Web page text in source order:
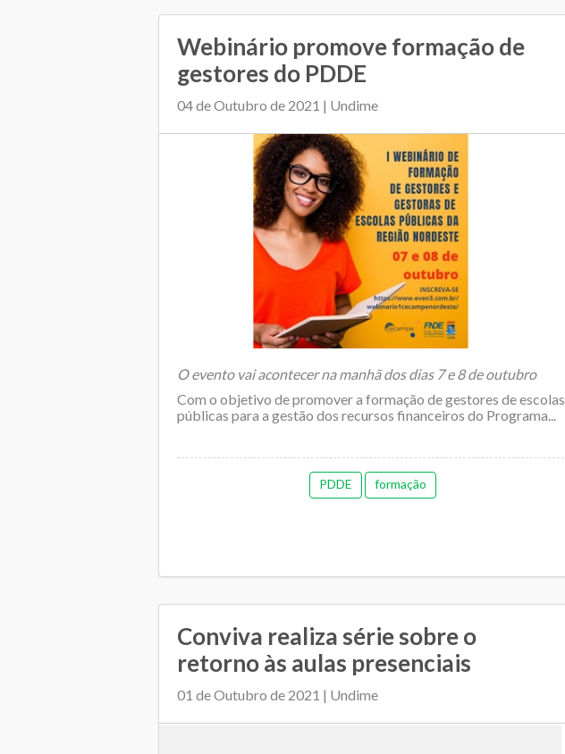
Webinário promove formação de
gestores do PDDE
04 de Outubro de 2021 | Undime
O evento vai acontecer na manhã dos dias 7 e 8 de outubro
Com o objetivo de promover a formação de gestores de escolas
públicas para a gestão dos recursos financeiros do Programa...
PDDE formação
Conviva realiza série sobre o
retorno às aulas presenciais
01 de Outubro de 2021 | Undime